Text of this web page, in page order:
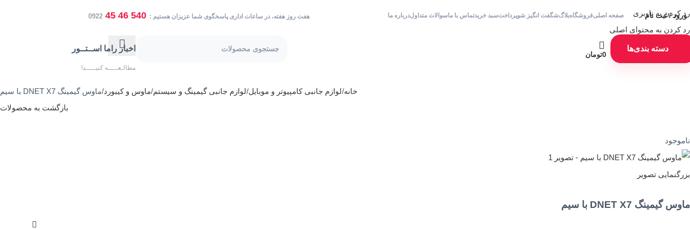
رد کردن به ناوبری
رد کردن به محتوای اصلی
ورود / ثبت نام صفحه اصلیفروشگاهبلاگشگفت انگیز شوپرداختسبد خریدتماس با ماسوالات متداولدرباره ما هفت روز هفته، در ساعات اداری پاسخگوی شما عزیزان هستیم : 540 46 45
0922
دسته بندی‌ها
0تومان
اخبار راما اســتــور
مطالـعـــــه کنیـــــد!
خانه لوازم جانبی کامپیوتر و موبایل لوازم جانبی گیمینگ و سیستم ماوس و کیبورد ماوس گیمینگ DNET X7 با سیم
بازگشت به محصولات
ناموجود
بزرگنمایی تصویر
ماوس گیمینگ DNET X7 با سیم